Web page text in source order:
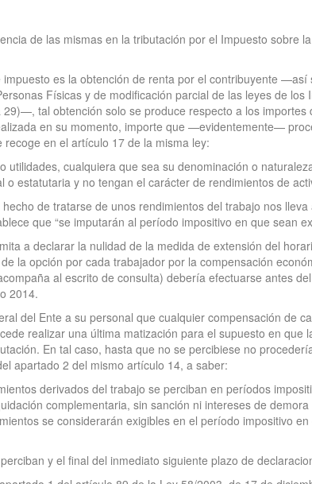
de las mismas en la tributación por el Impuesto sobre
es la obtención de renta por el contribuyente —así
Físicas y de modificación parcial de las leyes de los
tal obtención solo se produce respecto a los importes
en su momento, importe que —evidentemente—
en el artículo 17 de la misma ley:
cualquiera que sea su denominación o
estatutaria y no tengan el carácter de rendimientos de
de tratarse de unos rendimientos del trabajo nos
que “se imputarán al período impositivo en que sean
a declarar la nulidad de la medida de extensión del
la opción por cada trabajador por la compensación
al escrito de consulta) debería efectuarse antes
2014.
del Ente a su personal que cualquier compensación de
realizar una última matización para el supuesto en que
En tal caso, hasta que no se percibiese no
apartado 2 del mismo artículo 14, a saber:
derivados del trabajo se perciban en períodos
complementaria, sin sanción ni intereses de
se considerarán exigibles en el período impositivo
y el final del inmediato siguiente plazo de